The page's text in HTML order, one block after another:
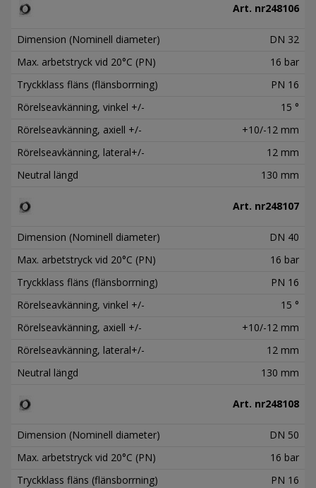
Art. nr248106
Dimension (Nominell diameter)
DN 32
Max. arbetstryck vid 20°C (PN)
16 bar
Tryckklass fläns (flänsborrning)
PN 16
Rörelseavkänning, vinkel +/-
15 °
Rörelseavkänning, axiell +/-
+10/-12 mm
Rörelseavkänning, lateral+/-
12 mm
Neutral längd
130 mm
Art. nr248107
Dimension (Nominell diameter)
DN 40
Max. arbetstryck vid 20°C (PN)
16 bar
Tryckklass fläns (flänsborrning)
PN 16
Rörelseavkänning, vinkel +/-
15 °
Rörelseavkänning, axiell +/-
+10/-12 mm
Rörelseavkänning, lateral+/-
12 mm
Neutral längd
130 mm
Art. nr248108
Dimension (Nominell diameter)
DN 50
Max. arbetstryck vid 20°C (PN)
16 bar
Tryckklass fläns (flänsborrning)
PN 16